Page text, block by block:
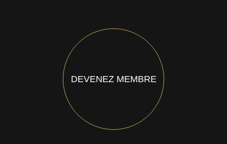
DEVENEZ MEMBRE